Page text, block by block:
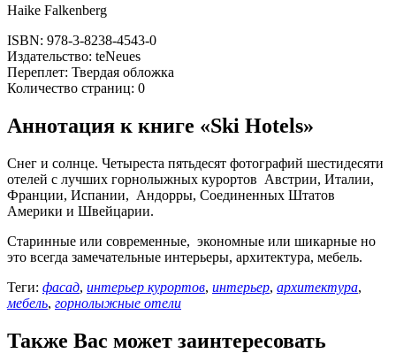
Haike Falkenberg
ISBN: 978-3-8238-4543-0
Издательство: teNeues
Переплет: Твердая обложка
Количество страниц: 0
Аннотация к книге «Ski Hotels»
Снег и солнце. Четыреста пятьдесят фотографий шестидесяти
отелей с лучших горнолыжных курортов Австрии, Италии,
Франции, Испании, Андорры, Соединенных Штатов
Америки и Швейцарии.
Старинные или современные, экономные или шикарные но
это всегда замечательные интерьеры, архитектура, мебель.
Теги: фасад, интерьер курортов, интерьер, архитектура,
мебель, горнолыжные отели
Также Вас может заинтересовать